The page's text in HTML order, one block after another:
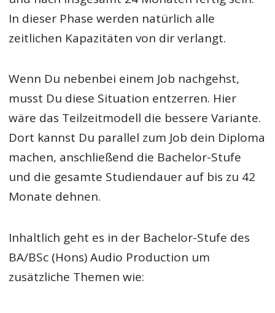
In dieser Phase werden natürlich alle
zeitlichen Kapazitäten von dir verlangt.
Wenn Du nebenbei einem Job nachgehst,
musst Du diese Situation entzerren. Hier
wäre das Teilzeitmodell die bessere Variante.
Dort kannst Du parallel zum Job dein Diploma
machen, anschließend die Bachelor-Stufe
und die gesamte Studiendauer auf bis zu 42
Monate dehnen.
Inhaltlich geht es in der Bachelor-Stufe des
BA/BSc (Hons) Audio Production um
zusätzliche Themen wie: